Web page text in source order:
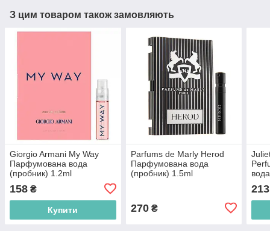
З цим товаром також замовляють
Giorgio Armani My Way
Парфумована вода
(пробник) 1.2ml
158 ₴
Купити
Parfums de Marly Herod
Парфумована вода
(пробник) 1.5ml
270₴
213